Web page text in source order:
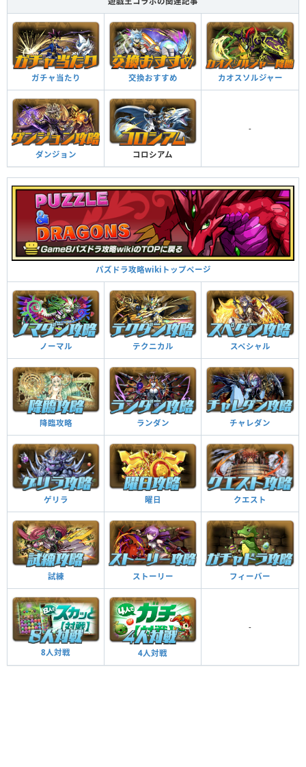
ガチャ当たり 交換おすすめ カオスソルジャー
ダンジョン コロシアム
-
パズドラ攻略wikiトップページ
ノーマル テクニカル スペシャル
降臨攻略 ランダン チャレダン
ゲリラ 曜日 クエスト
試練 ストーリー フィーバー
8人対戦 4人対戦
-